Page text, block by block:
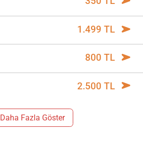
1.499 TL
800 TL
2.500 TL
Daha Fazla Göster